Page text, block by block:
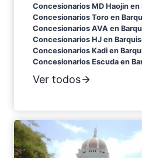
Concesionarios MD Haojin
Concesionarios Toro en
Concesionarios AVA en
Concesionarios HJ en
Concesionarios Kadi en
Concesionarios Escuda en
Ver todos